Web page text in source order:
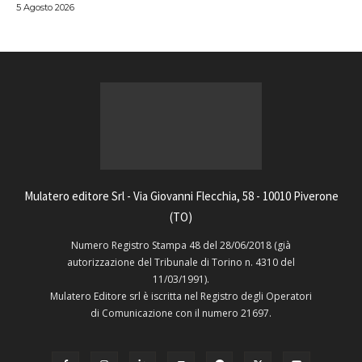
5 Agosto 2026
Mulatero editore Srl - Via Giovanni Flecchia, 58 - 10010 Piverone
(TO)
Numero Registro Stampa 48 del 28/06/2018 (già
autorizzazione del Tribunale di Torino n. 4310 del
11/03/1991).
Mulatero Editore srl è iscritta nel Registro degli Operatori
di Comunicazione con il numero 21697.